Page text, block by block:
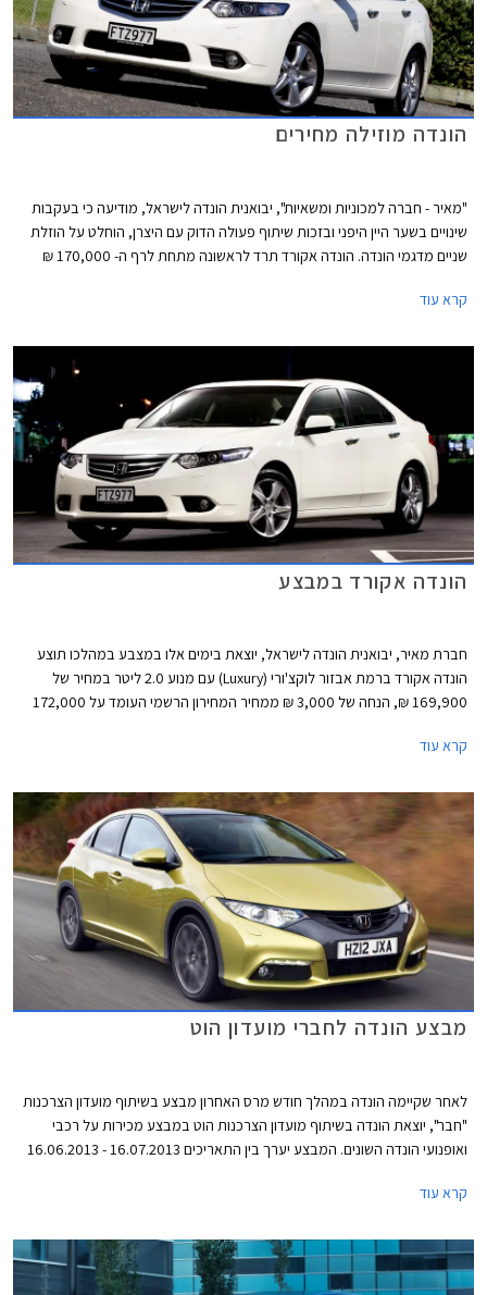
הונדה מוזילה מחירים
"מאיר - חברה למכוניות ומשאיות", יבואנית הונדה לישראל, מודיעה כי בעקבות
שינויים בשער היין היפני ובזכות שיתוף פעולה הדוק עם היצרן, הוחלט על הוזלת
שניים מדגמי הונדה. הונדה אקורד תרד לראשונה מתחת לרף ה- 170,000 ₪
בפלח המשפחתיות הגדולות.
קרא עוד
הונדה אקורד במבצע
חברת מאיר, יבואנית הונדה לישראל, יוצאת בימים אלו במצבע במהלכו תוצע
הונדה אקורד ברמת אבזור לוקצ'ורי (Luxury) עם מנוע 2.0 ליטר במחיר של
169,900 ₪, הנחה של 3,000 ₪ ממחיר המחירון הרשמי העומד על 172,000
קרא עוד
מבצע הונדה לחברי מועדון הוט
לאחר שקיימה הונדה במהלך חודש מרס האחרון מבצע בשיתוף מועדון הצרכנות
"חבר", יוצאת הונדה בשיתוף מועדון הצרכנות הוט במבצע מכירות על רכבי
ואופנועי הונדה השונים. המבצע יערך בין התאריכים 16.07.2013 - 16.06.2013
ואבזור מתנה בהתאם לדגם. כמו כן, מוצעים לרוכשים הנחות ברכישת אביזרים
מקומית) ומימון בריבית פריים מינוס 0.5%.
קרא עוד